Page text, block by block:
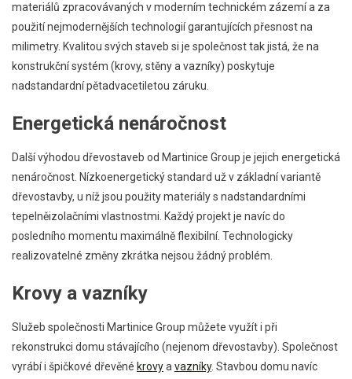
materiálů zpracovávaných v moderním technickém zázemí a za
použití nejmodernějších technologií garantujících přesnost na
milimetry. Kvalitou svých staveb si je společnost tak jistá, že na
konstrukční systém (krovy, stěny a vazníky) poskytuje
nadstandardní pětadvacetiletou záruku.
Energetická nenáročnost
Další výhodou dřevostaveb od Martinice Group je jejich energetická
nenáročnost. Nízkoenergetický standard už v základní variantě
dřevostavby, u níž jsou použity materiály s nadstandardními
tepelněizolačními vlastnostmi. Každý projekt je navíc do
posledního momentu maximálně flexibilní. Technologicky
realizovatelné změny zkrátka nejsou žádný problém.
Krovy a vazníky
Služeb společnosti Martinice Group můžete využít i při
rekonstrukci domu stávajícího (nejenom dřevostavby). Společnost
vyrábí i špičkové dřevěné krovyavazníky. Stavbou domu navíc